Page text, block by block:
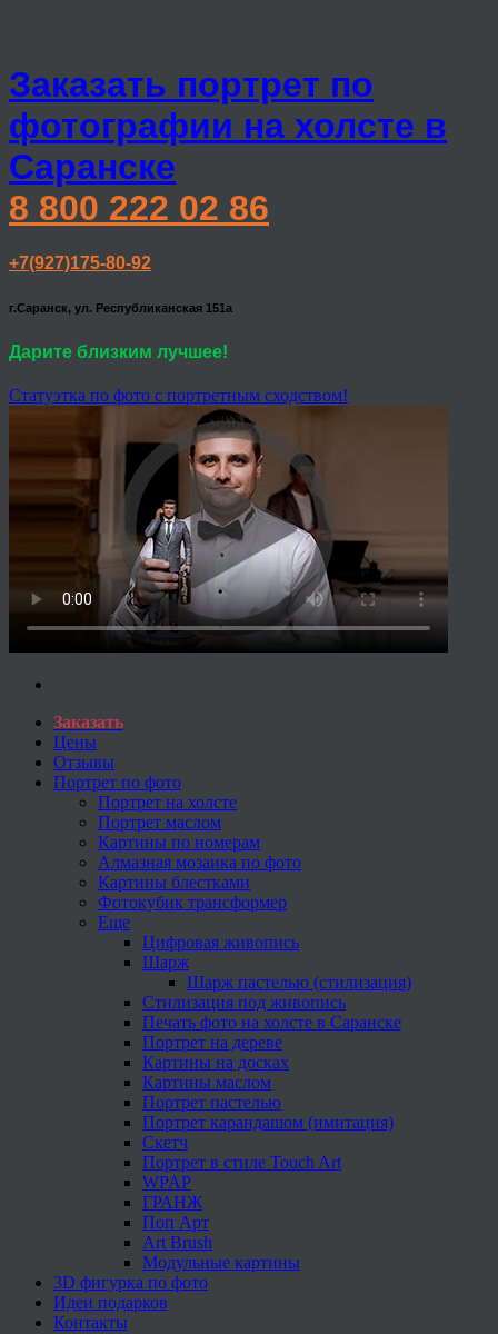
Заказать портрет по
фотографии на холсте в
Саранске
8 800 222 02 86
+7(927)175-80-92
г.Саранск, ул. Республиканская 151а
Дарите близким лучшее!
Статуэтка по фото с портретным сходством!
Заказать
Цены
Отзывы
Портрет по фото
Портрет на холсте
Портрет маслом
Картины по номерам
Алмазная мозаика по фото
Картины блестками
Фотокубик трансформер
Еще
Цифровая живопись
Шарж
Шарж пастелью (стилизация)
Стилизация под живопись
Печать фото на холсте в Саранске
Портрет на дереве
Картины на досках
Картины маслом
Портрет пастелью
Портрет карандашом (имитация)
Скетч
Портрет в стиле Touch Art
WPAP
ГРАНЖ
Поп Арт
Art Brush
Модульные картины
3D фигурка по фото
Идеи подарков
Контакты